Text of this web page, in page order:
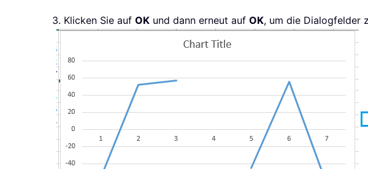
3. Klicken Sie auf OK und dann erneut auf OK, um die Dialogfelder